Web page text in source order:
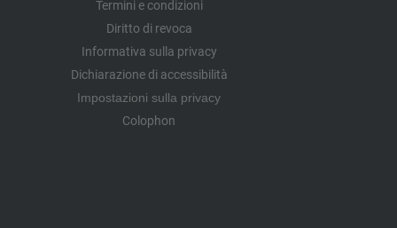
Termini e condizioni
Diritto di revoca
Informativa sulla privacy
Dichiarazione di accessibilità
Impostazioni sulla privacy
Colophon